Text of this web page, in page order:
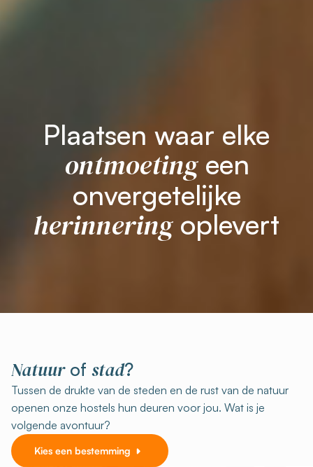
Plaatsen waar elke
ontmoetingeen
onvergetelijke
herinneringoplevert
Natuurof stad?
Tussen de drukte van de steden en de rust van de natuur
openen onze hostels hun deuren voor jou. Wat is je
volgende avontuur?
Kies een bestemming